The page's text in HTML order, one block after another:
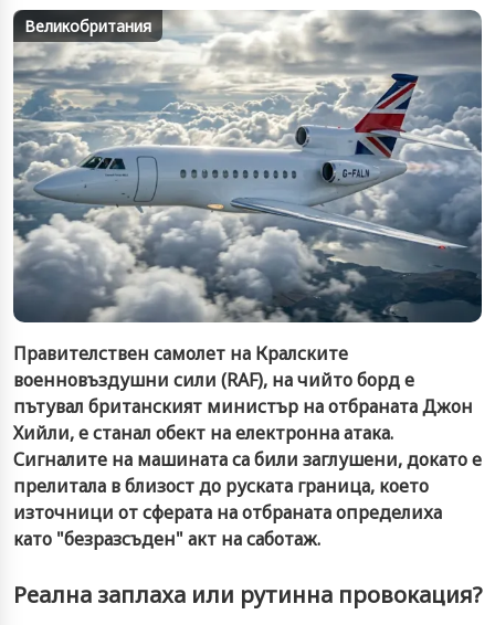
Великобритания
Правителствен самолет на Кралските
военновъздушни сили (RAF), на чийто борд е
пътувал британският министър на отбраната Джон
Хийли, е станал обект на електронна атака.
Сигналите на машината са били заглушени, докато е
прелитала в близост до руската граница, което
източници от сферата на отбраната определиха
като "безразсъден" акт на саботаж.
Реална заплаха или рутинна провокация?